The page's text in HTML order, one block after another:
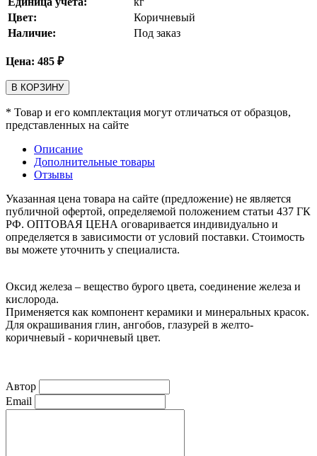
Цвет:
Коричневый
Наличие:
Под заказ
Цена: 485 ₽
В КОРЗИНУ
* Товар и его комплектация могут отличаться от образцов,
представленных на сайте
Описание
Дополнительные товары
Отзывы
Указанная цена товара на сайте (предложение) не является
публичной офертой, определяемой положением статьи 437 ГК
РФ. ОПТОВАЯ ЦЕНА оговаривается индивидуально и
определяется в зависимости от условий поставки. Стоимость
вы можете уточнить у специалиста.
Оксид железа – вещество бурого цвета, соединение железа и
кислорода.
Применяется как компонент керамики и минеральных красок.
Для окрашивания глин, ангобов, глазурей в желто-
коричневый - коричневый цвет.
Автор
Email